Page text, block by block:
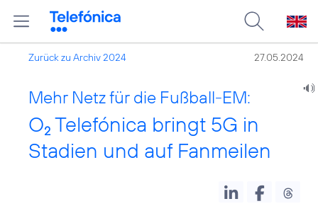
Zurück zu Archiv 2024 27.05.2024
Mehr Netz für die Fußball-EM:
O2 Telefónica bringt 5G in
Stadien und auf Fanmeilen